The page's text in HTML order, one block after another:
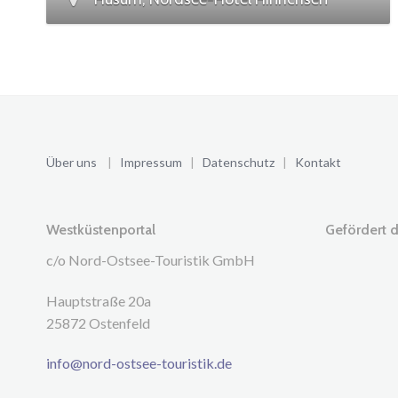
Über uns | Impressum | Datenschutz | Kontakt
Westküstenportal
c/o Nord-Ostsee-Touristik GmbH
Hauptstraße 20a
25872 Ostenfeld
info@nord-ostsee-touristik.de
Gefördert